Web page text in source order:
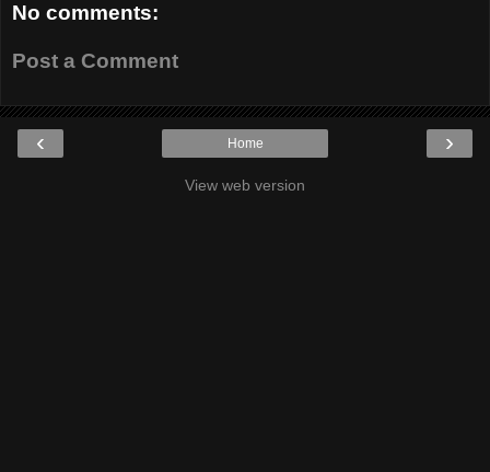
No comments:
Post a Comment
‹ ›
Home
View web version